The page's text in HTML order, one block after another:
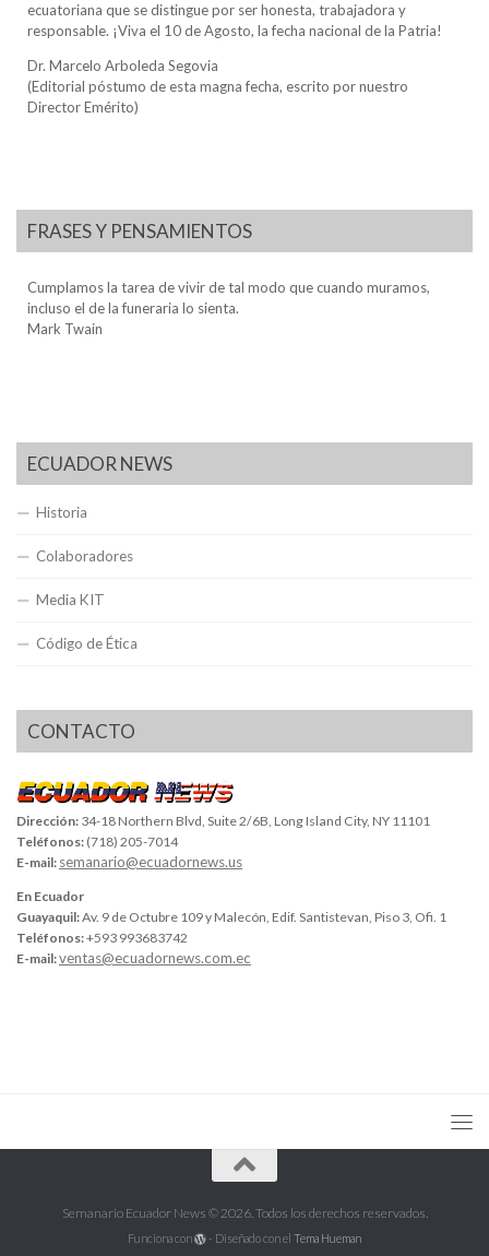
ecuatoriana que se distingue por ser honesta, trabajadora y
responsable. ¡Viva el 10 de Agosto, la fecha nacional de la Patria!
Dr. Marcelo Arboleda Segovia
(Editorial póstumo de esta magna fecha, escrito por nuestro
Director Emérito)
FRASES Y PENSAMIENTOS
Cumplamos la tarea de vivir de tal modo que cuando muramos,
incluso el de la funeraria lo sienta.
Mark Twain
ECUADOR NEWS
Historia
Colaboradores
Media KIT
Código de Ética
CONTACTO
Dirección: 34-18 Northern Blvd, Suite 2/6B, Long Island City, NY 11101
Teléfonos: (718) 205-7014
E-mail: semanario@ecuadornews.us
En Ecuador
Guayaquil:Av. 9 de Octubre 109 y Malecón, Edif. Santistevan, Piso 3, Ofi. 1
Teléfonos:+593 993683742
E-mail:ventas@ecuadornews.com.ec
Semanario Ecuador News © 2026. Todos los derechos reservados.
Funciona con - Diseñado con el Tema Hueman